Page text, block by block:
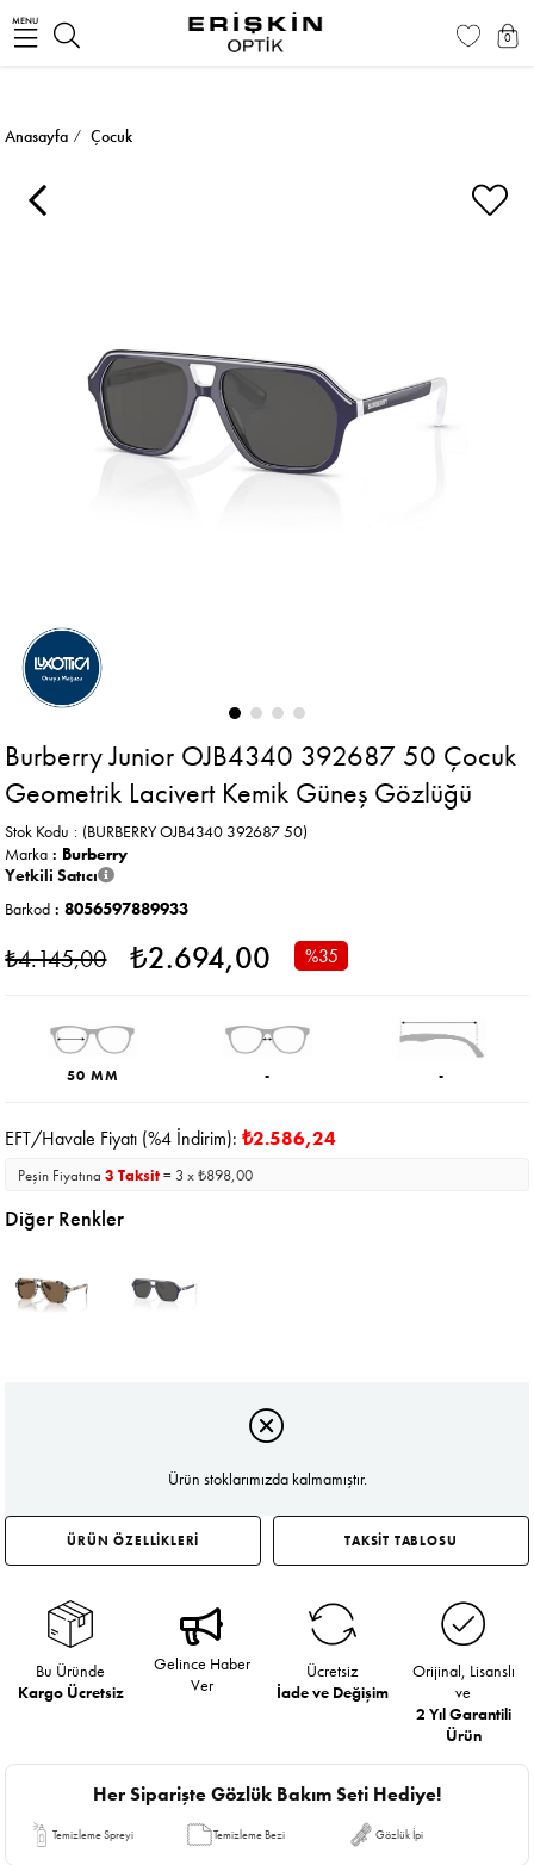
MENU
0
Anasayfa Çocuk
Burberry Junior OJB4340 392687 50 Çocuk
Geometrik Lacivert Kemik Güneş Gözlüğü
(BURBERRY OJB4340 392687 50)
Stok Kodu
Marka : Burberry
Yetkili Satıcı
Barkod : 8056597889933
₺4.145,00 ₺2.694,00 %35
50 MM - -
EFT/Havale Fiyatı (%4 İndirim):₺2.586,24
Peşin Fiyatına3 Taksit= 3 x ₺898,00
Diğer Renkler
Ürün stoklarımızda kalmamıştır.
ÜRÜN ÖZELLİKLERİ TAKSİT TABLOSU
Bu Üründe
Kargo Ücretsiz
Gelince Haber
Ver
Ücretsiz
İade ve Değişim
Orijinal, Lisanslı
ve
2 Yıl Garantili
Ürün
Her Siparişte Gözlük Bakım Seti Hediye!
Temizleme Spreyi Temizleme Bezi Gözlük İpi